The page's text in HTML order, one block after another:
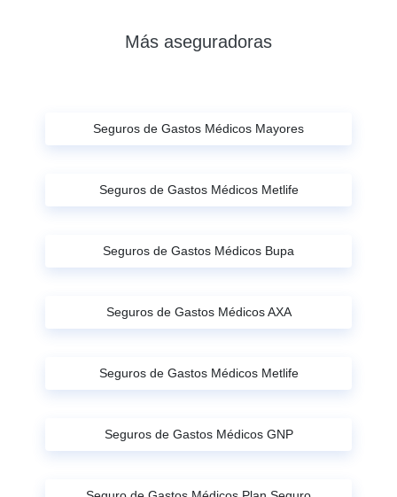
Más aseguradoras
Seguros de Gastos Médicos Mayores
Seguros de Gastos Médicos Metlife
Seguros de Gastos Médicos Bupa
Seguros de Gastos Médicos AXA
Seguros de Gastos Médicos Metlife
Seguros de Gastos Médicos GNP